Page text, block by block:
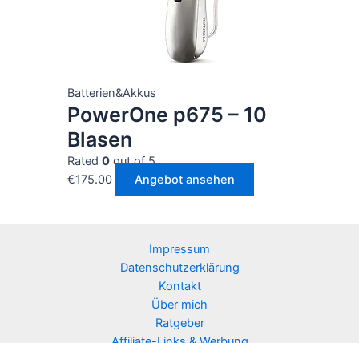
Batterien&Akkus
PowerOne p675 – 10
Blasen
Rated 0out of 5
€175.00 Angebot ansehen
Impressum
Datenschutzerklärung
Kontakt
Über mich
Ratgeber